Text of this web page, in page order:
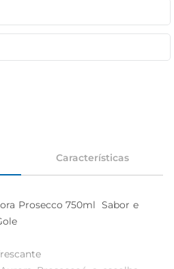
Características
Prosecco 750ml  Sabor e